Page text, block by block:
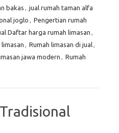
bakas , jual rumah taman alfa
joglo , Pengertian rumah
Daftar harga rumah limasan ,
limasan , Rumah limasan di jual,
jawa modern , Rumah